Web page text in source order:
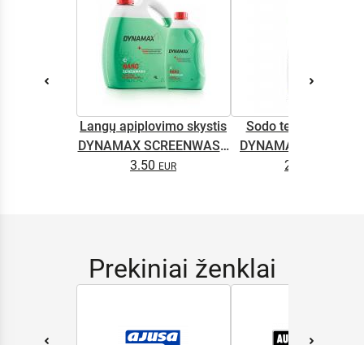
Langų apiplovimo skystis
DYNAMAX SCREENWASH
NANO 4l
3.50
Sodo technikos
DYNAMAX M2T
2.65
Prekiniai ženklai